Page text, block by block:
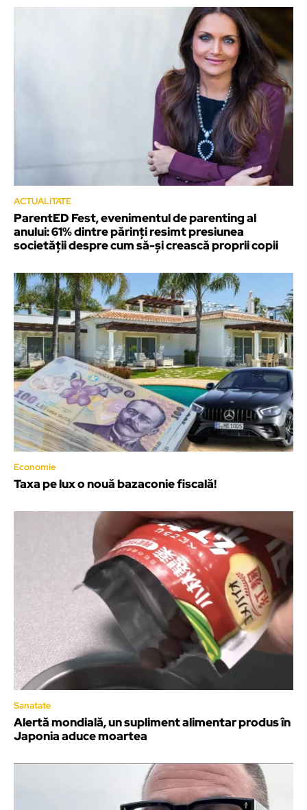
ACTUALITATE
ParentED Fest, evenimentul de parenting al
anului: 61% dintre părinți resimt presiunea
societății despre cum să-și crească proprii copii
Economie
Taxa pe lux o nouă bazaconie fiscală!
Sanatate
Alertă mondială, un supliment alimentar produs în
Japonia aduce moartea